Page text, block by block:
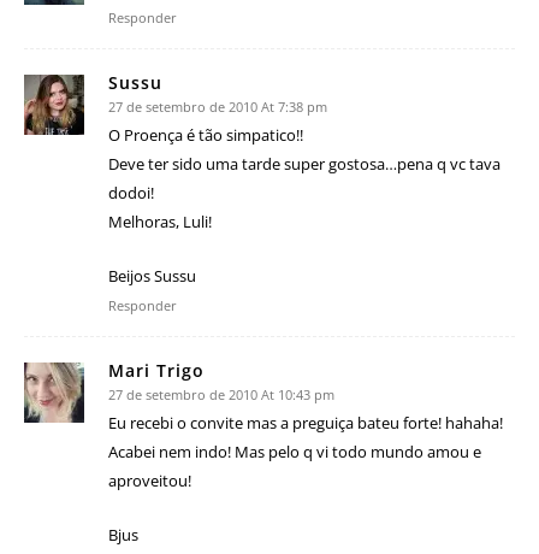
Responder
Sussu
27 de setembro de 2010 At 7:38 pm
O Proença é tão simpatico!!
Deve ter sido uma tarde super gostosa…pena q vc tava
dodoi!
Melhoras, Luli!
Beijos Sussu
Responder
Mari Trigo
27 de setembro de 2010 At 10:43 pm
Eu recebi o convite mas a preguiça bateu forte! hahaha!
Acabei nem indo! Mas pelo q vi todo mundo amou e
aproveitou!
Bjus